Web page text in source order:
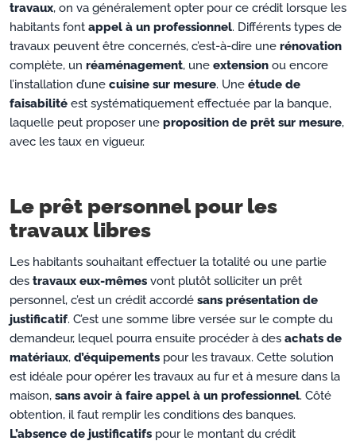
travaux, on va généralement opter pour ce crédit lorsque les
habitants font appel à un professionnel. Différents types de
travaux peuvent être concernés, c’est-à-dire une rénovation
complète, un réaménagement, une extension ou encore
l’installation d’une cuisine sur mesure. Une étude de
faisabilité est systématiquement effectuée par la banque,
laquelle peut proposer une proposition de prêt sur mesure,
avec les taux en vigueur.
Le prêt personnel pour les
travaux libres
Les habitants souhaitant effectuer la totalité ou une partie
des travaux eux-mêmes vont plutôt solliciter un prêt
personnel, c’est un crédit accordé sans présentation de
justificatif. C’est une somme libre versée sur le compte du
demandeur, lequel pourra ensuite procéder à des achats de
matériaux, d’équipements pour les travaux. Cette solution
est idéale pour opérer les travaux au fur et à mesure dans la
maison, sans avoir à faire appel à un professionnel. Côté
obtention, il faut remplir les conditions des banques.
L’absence de justificatifs pour le montant du crédit